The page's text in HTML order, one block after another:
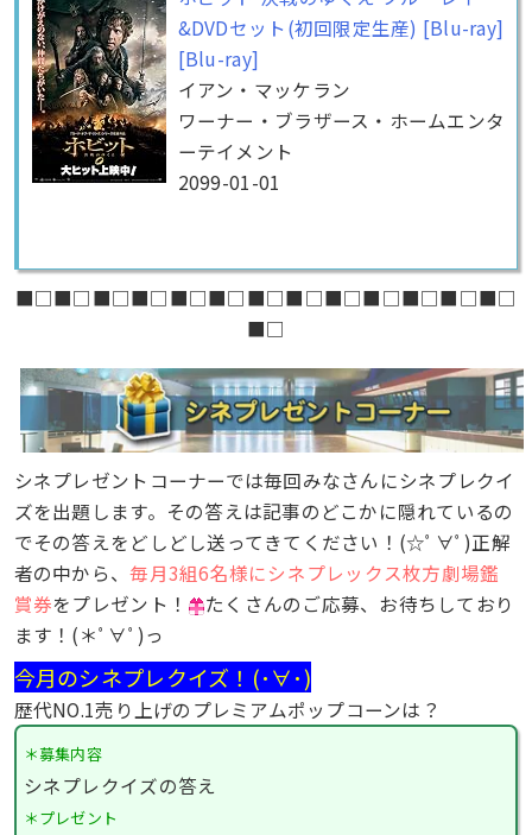
&DVDセット(初回限定生産) [Blu-ray]
[Blu-ray]
イアン・マッケラン
ワーナー・ブラザース・ホームエンタ
ーテイメント
2099-01-01
■□■□■□■□■□■□■□■□■□■□■□■□■□
■□
シネプレゼントコーナーでは毎回みなさんにシネプレクイ
ズを出題します。その答えは記事のどこかに隠れているの
でその答えをどしどし送ってきてください！(☆ﾟ∀ﾟ)正解
者の中から、毎月3組6名様にシネプレックス枚方劇場鑑
賞券をプレゼント！
たくさんのご応募、お待ちしており
ます！(＊ﾟ∀ﾟ)っ
今月のシネプレクイズ！(･∀･)
歴代NO.1売り上げのプレミアムポップコーンは？
＊募集内容
シネプレクイズの答え
＊プレゼント